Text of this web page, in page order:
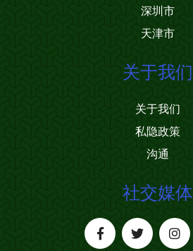
深圳市
天津市
关于我们
关于我们
私隐政策
沟通
社交媒体